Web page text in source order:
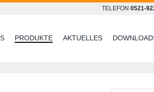
TELEFON 0521-
AKTUELLES
PRODUKTE